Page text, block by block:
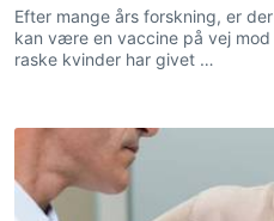
Efter mange års forskning, er
kan være en vaccine på vej
raske kvinder har givet …